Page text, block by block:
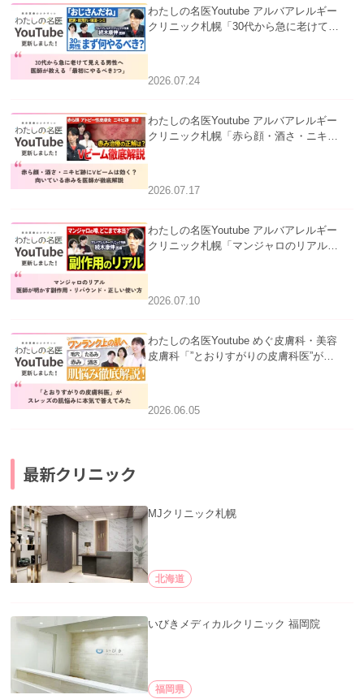
わたしの名医Youtube アルバアレルギー
クリニック札幌「30代から急に老けて見
べき3つ」」を公開いたしました。
2026.07.24
わたしの名医Youtube アルバアレルギー
クリニック札幌「赤ら顔・酒さ・ニキビ
医師が徹底解説」を公開いたしました。
2026.07.17
わたしの名医Youtube アルバアレルギー
クリニック札幌「マンジャロのリアル｜
い使い方」を公開いたしました。
2026.07.10
わたしの名医Youtube めぐ皮膚科・美容
皮膚科「”とおりすがりの皮膚科医”がス
公開いたしました。
2026.06.05
最新クリニック
MJクリニック札幌
北海道
いびきメディカルクリニック 福岡院
福岡県